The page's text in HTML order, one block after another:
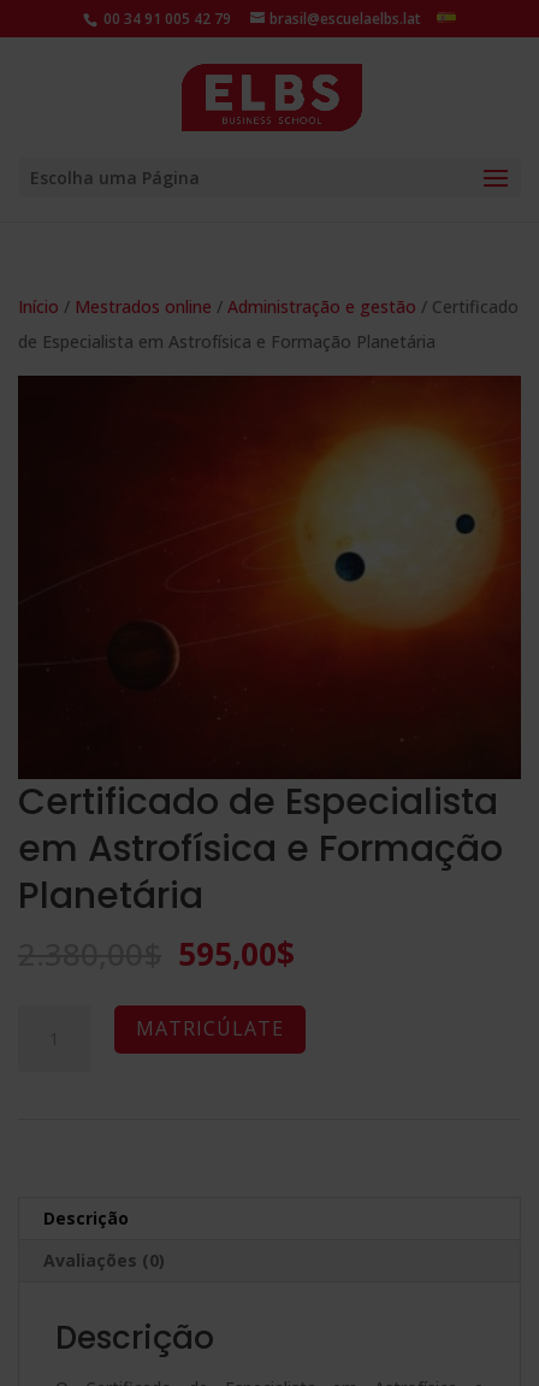
00 34 91 005 42 79 brasil@escuelaelbs.lat
Escolha uma Página
Início / Mestrados online / Administração e gestão / Certificado
de Especialista em Astrofísica e Formação Planetária
Certificado de Especialista
em Astrofísica e Formação
Planetária
O
original
era:
595,00$
atual
é:
Formação
Planetária
MATRICÚLATE
Descrição
Avaliações (0)
Descrição